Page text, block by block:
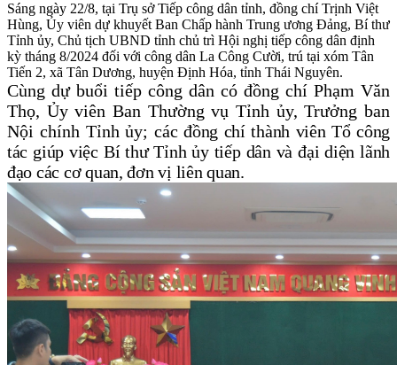
Sáng ngày 22/8, tại Trụ sở Tiếp công dân tỉnh, đồng chí Trịnh Việt
Hùng, Ủy viên dự khuyết Ban Chấp hành Trung ương Đảng, Bí thư
Tỉnh ủy, Chủ tịch UBND tỉnh chủ trì Hội nghị tiếp công dân định
kỳ tháng 8/2024 đối với công dân La Công Cười, trú tại xóm Tân
Tiến 2, xã Tân Dương, huyện Định Hóa, tỉnh Thái Nguyên.
Cùng dự buổi tiếp công dân có đồng chí Phạm Văn
Thọ, Ủy viên Ban Thường vụ Tỉnh ủy, Trưởng ban
Nội chính Tỉnh ủy;các đồng chí thành viên Tổ công
tác giúp việc Bí thư Tỉnh ủy tiếp dân và đại diện lãnh
đạo các cơ quan, đơn vị liên quan.